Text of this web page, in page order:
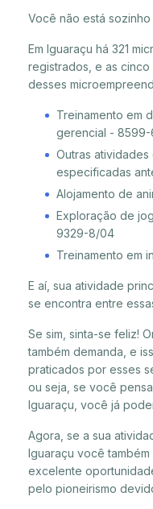
Você não está
Em Iguaraçu há 321
registrados, e as
desses
Treinamento em
gerencial -
Outras
especificadas
Alojamento de
Exploração de
9329-8/04
Treinamento em
E aí, sua atividade
se encontra entre
Se sim, sinta-se feliz!
também demanda, e
praticados por esses
ou seja, se você
Iguaraçu, você já
Agora, se a sua
Iguaraçu você
excelente
pelo pioneirismo